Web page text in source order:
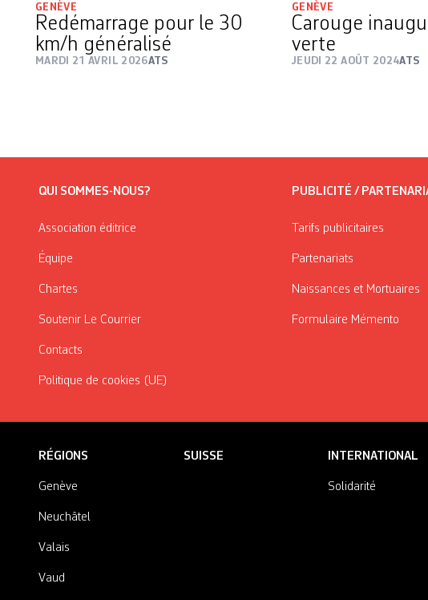
GENÈVE
Redémarrage pour le 30
km/h généralisé
MARDI 21 AVRIL 2026ATS
GENÈVE
Carouge
verte
JEUDI 22 AOÛT 2024ATS
QUI SOMMES-NOUS?
Association éditrice
Équipe
Chartes
Soutenir Le Courrier
Contacts
Politique de cookies (UE)
PUBLICITÉ /
Tarifs publicitaires
Partenariats
Naissances et Mortuaires
Formulaire Mémento
RÉGIONS
Genève
Neuchâtel
Valais
Vaud
SUISSE INTERNATIONAL
Solidarité